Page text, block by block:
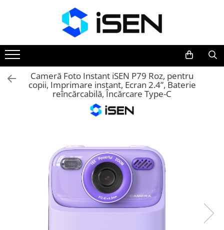
Trotinete electrice
Piese si accesorii
Cameră Foto Instant iSEN P79 Roz, pentru
copii, Imprimare instant, Ecran 2.4”, Baterie
reîncărcabilă, Încărcare Type-C